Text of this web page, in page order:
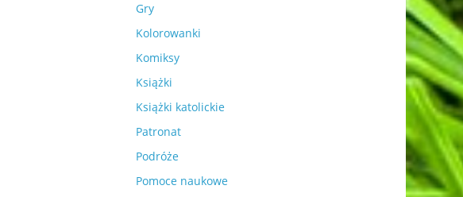
Gry
Kolorowanki
Komiksy
Książki
Książki katolickie
Patronat
Podróże
Pomoce naukowe